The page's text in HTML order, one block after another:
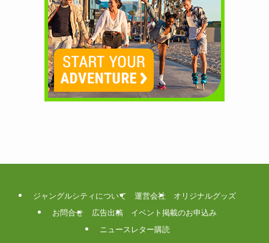
ジャングルシティについて 運営会社
オリジナルグッズ
お問合せ
広告出稿
イベント掲載のお申込み
ニュースレター購読